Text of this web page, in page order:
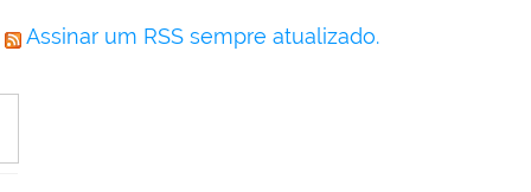
Assinar um RSS sempre atualizado.